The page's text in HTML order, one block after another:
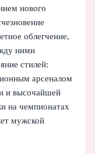
нового
облегчение,
ними
стилей:
арсеналом
и высочайшей
на чемпионатах
мужской